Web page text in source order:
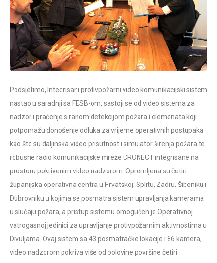
Podsjetimo, Integrisani protivpožarni video komunikacijski sistem
nastao u saradnji sa FESB-om, sastoji se od video sistema za
nadzor i praćenje s ranom detekcijom požara i elemenata koji
potpomažu donošenje odluka za vrijeme operativnih postupaka
kao što su daljinska video prisutnost i simulator širenja požara te
robusne radio komunikacijske mreže CRONECT integrisane na
prostoru pokrivenim video nadzorom. Opremljena su četiri
županijska operativna centra u Hrvatskoj: Splitu, Zadru, Šibeniku i
Dubrovniku u kojima se posmatra sistem upravljanja kamerama
u slučaju požara, a pristup sistemu omogućen je Operativnoj
vatrogasnoj jedinici za upravljanje protivpožarnim aktivnostima u
Divuljama. Ovaj sistem sa 43 posmatračke lokacije i 86 kamera,
video nadzorom pokriva više od polovine površine četiri